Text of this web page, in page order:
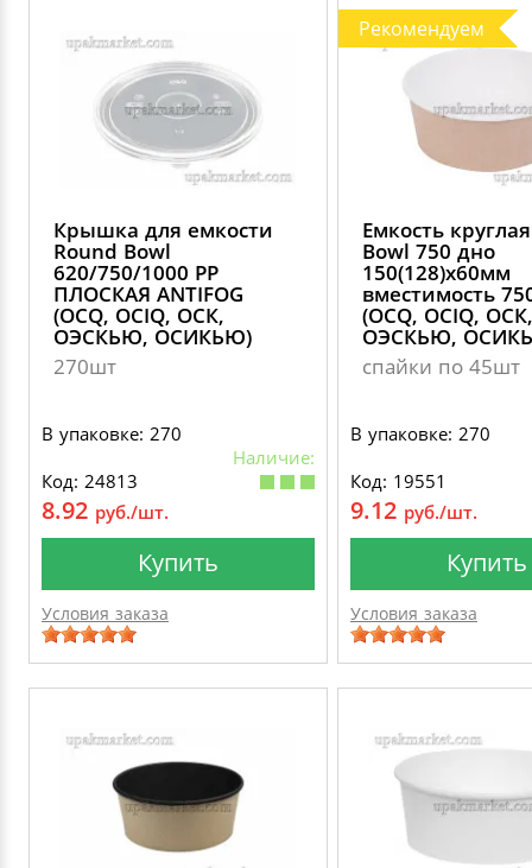
Крышка для емкости
Round Bowl
620/750/1000 PP
ПЛОСКАЯ ANTIFOG
(OCQ, OCIQ, ОСК,
ОЭСКЬЮ, ОСИКЬЮ)
270шт
В упаковке: 270
Наличие:
Код: 24813
8.92 руб./шт.
Купить
Условия заказа
Рекомендуем
Емкость
Bowl 750 дно
150(128)х60мм
вместимость
(OCQ, OCIQ, ОСК,
ОЭСКЬЮ,
спайки по 45шт
В упаковке: 270
Код: 19551
9.12 руб./шт.
Купить
Условия заказа